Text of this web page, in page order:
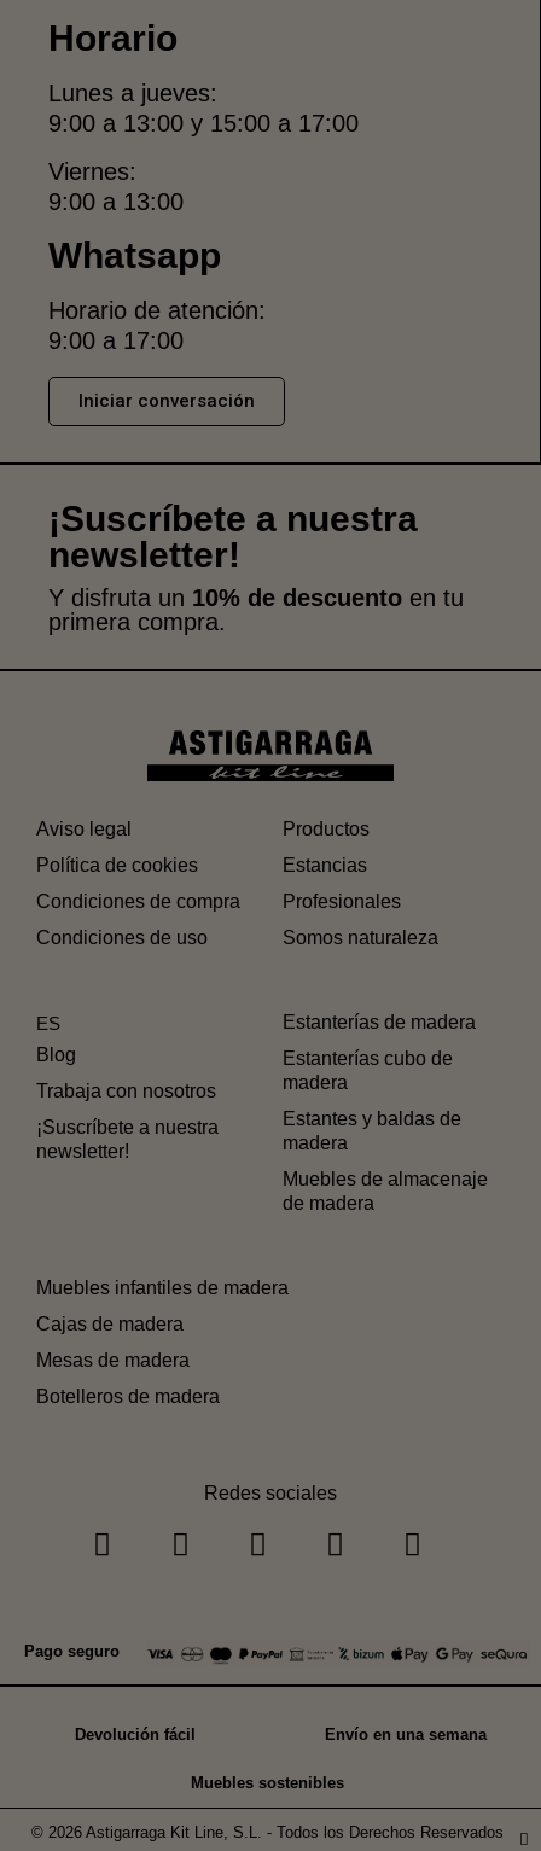
Horario
Lunes a jueves:
9:00 a 13:00 y 15:00 a 17:00
Viernes:
9:00 a 13:00
Whatsapp
Horario de atención:
9:00 a 17:00
Iniciar conversación
¡Suscríbete a nuestra
newsletter!
Y disfruta un 10% de descuento en tu
primera compra.
Aviso legal
Política de cookies
Condiciones de compra
Condiciones de uso
Productos
Estancias
Profesionales
Somos naturaleza
ES
Blog
Trabaja con nosotros
¡Suscríbete a nuestra
newsletter!
Estanterías de madera
Estanterías cubo de
madera
Estantes y baldas de
madera
Muebles de almacenaje
de madera
Muebles infantiles de madera
Cajas de madera
Mesas de madera
Botelleros de madera
Redes sociales
Pago seguro
Devolución fácil Envío en una semana
Muebles sostenibles
© 2026 Astigarraga Kit Line, S.L. - Todos los Derechos Reservados